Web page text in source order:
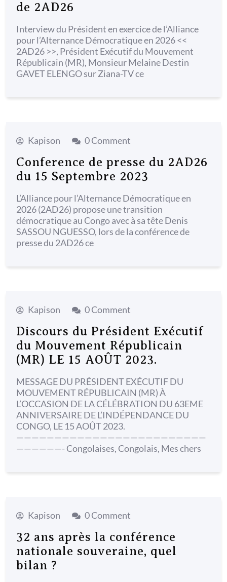
de 2AD26
Interview du Président en exercice de l’Alliance
pour l’Alternance Démocratique en 2026 <<
2AD26 >>, Président Exécutif du Mouvement
Républicain (MR), Monsieur Melaine Destin
GAVET ELENGO sur Ziana-TV ce
Kapison 0 Comment
Conference de presse du 2AD26
du 15 Septembre 2023
L’Alliance pour l’Alternance Démocratique en
2026 (2AD26) propose une transition
démocratique au Congo avec à sa tête Denis
SASSOU NGUESSO, lors de la conférence de
presse du 2AD26 ce
Kapison 0 Comment
Discours du Président Exécutif
du Mouvement Républicain
(MR) LE 15 AOÛT 2023.
MESSAGE DU PRÉSIDENT EXÉCUTIF DU
MOUVEMENT RÉPUBLICAIN (MR) À
L’OCCASION DE LA CÉLÉBRATION DU 63EME
ANNIVERSAIRE DE L’INDÉPENDANCE DU
CONGO, LE 15 AOÛT 2023.
—————————————————————————
——————- Congolaises, Congolais, Mes chers
Kapison 0 Comment
32 ans après la conférence
nationale souveraine, quel
bilan ?